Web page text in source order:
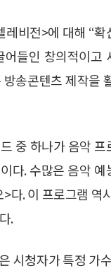
레비전>에 대해 “
들인 창의적이고
송콘텐츠 제작을
중 하나가 음악
다. 수많은 음악
다. 이 프로그램
.
시청자가 특정 가